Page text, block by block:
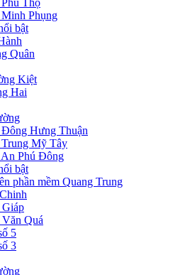
Thọ
Phụng
bật
Quân
Kiệt
Hai
Hưng Thuận
Mỹ Tây
Phú Đông
bật
phần mềm Quang Trung
Quá
5
3